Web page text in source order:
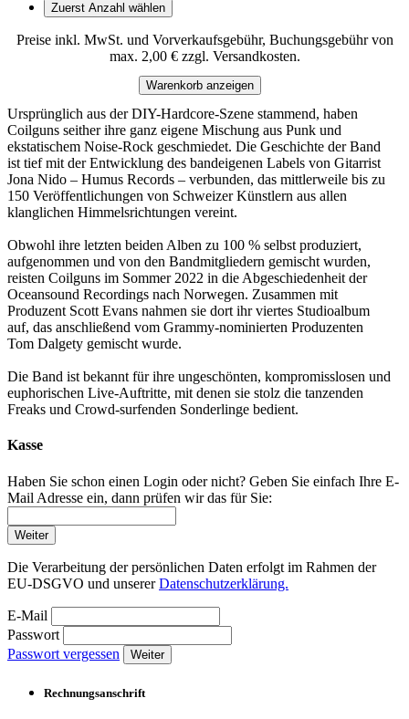
Zuerst Anzahl wählen
Preise inkl. MwSt. und Vorverkaufsgebühr, Buchungsgebühr von
max. 2,00 € zzgl. Versandkosten.
Warenkorb anzeigen
Ursprünglich aus der DIY-Hardcore-Szene stammend, haben
Coilguns seither ihre ganz eigene Mischung aus Punk und
ekstatischem Noise-Rock geschmiedet. Die Geschichte der Band
ist tief mit der Entwicklung des bandeigenen Labels von Gitarrist
Jona Nido – Humus Records – verbunden, das mittlerweile bis zu
150 Veröffentlichungen von Schweizer Künstlern aus allen
klanglichen Himmelsrichtungen vereint.
Obwohl ihre letzten beiden Alben zu 100 % selbst produziert,
aufgenommen und von den Bandmitgliedern gemischt wurden,
reisten Coilguns im Sommer 2022 in die Abgeschiedenheit der
Oceansound Recordings nach Norwegen. Zusammen mit
Produzent Scott Evans nahmen sie dort ihr viertes Studioalbum
auf, das anschließend vom Grammy-nominierten Produzenten
Tom Dalgety gemischt wurde.
Die Band ist bekannt für ihre ungeschönten, kompromisslosen und
euphorischen Live-Auftritte, mit denen sie stolz die tanzenden
Freaks und Crowd-surfenden Sonderlinge bedient.
Kasse
Haben Sie schon einen Login oder nicht? Geben Sie einfach Ihre E-
Mail Adresse ein, dann prüfen wir das für Sie:
Weiter
Die Verarbeitung der persönlichen Daten erfolgt im Rahmen der
EU-DSGVO und unsererDatenschutzerklärung.
E-Mail
Passwort
Passwort vergessen
Weiter
Rechnungsanschrift